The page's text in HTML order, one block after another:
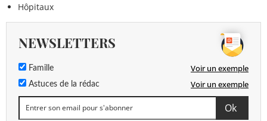
Hôpitaux
NEWSLETTERS
Famille Voir un exemple
Astuces de la rédac Voir un exemple